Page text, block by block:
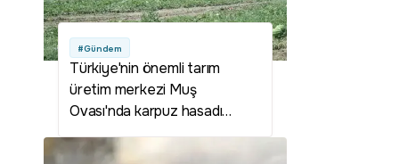
#Gündem
Türkiye'nin önemli tarım
üretim merkezi Muş
Ovası'nda karpuz hasadı
hedefleniyor